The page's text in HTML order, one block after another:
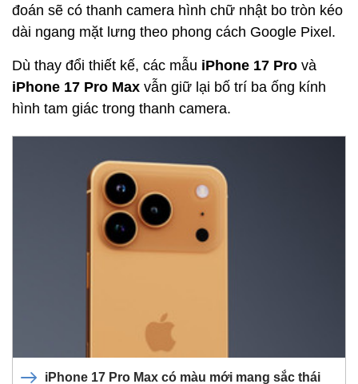
đoán sẽ có thanh camera hình chữ nhật bo tròn kéo
dài ngang mặt lưng theo phong cách Google Pixel.
Dù thay đổi thiết kế, các mẫu iPhone 17 Pro và
iPhone 17 Pro Max vẫn giữ lại bố trí ba ống kính
hình tam giác trong thanh camera.
iPhone 17 Pro Max có màu mới mang sắc thái